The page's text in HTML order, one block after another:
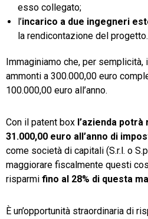
esso collegato;
l’incarico a due ingegneri
la rendicontazione del progetto.
Immaginiamo che, per
ammonti a 300.000,00 euro
100.000,00 euro all’anno.
Con il patent box l’azienda
31.000,00 euro all’anno di
come società di capitali (S.r.l. o
maggiorare fiscalmente questi
risparmi fino al 28% di questa
È un’opportunità straordinaria di